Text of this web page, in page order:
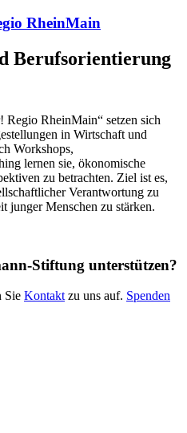
RheinMain
Berufsorientierung
Regio RheinMain“ setzen sich
in Wirtschaft und
Workshops,
lernen sie, ökonomische
zu betrachten. Ziel ist es,
Verantwortung zu
junger Menschen zu stärken.
Stiftung unterstützen?
Sie Kontakt zu uns auf. Spenden